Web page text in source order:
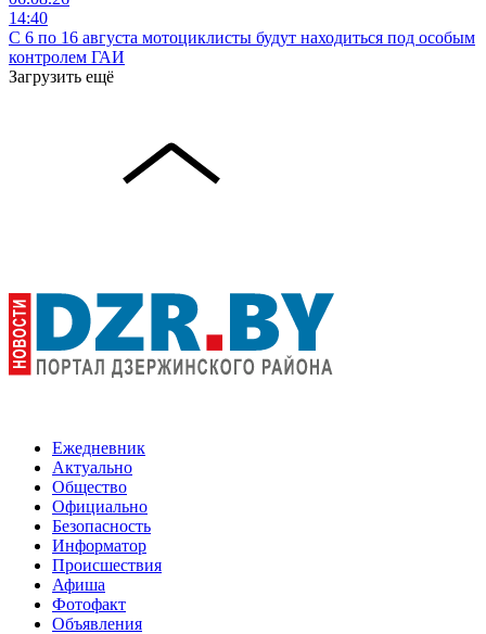
14:40
С 6 по 16 августа мотоциклисты будут находиться под особым
контролем ГАИ
Загрузить ещё
Ежедневник
Актуально
Общество
Официально
Безопасность
Информатор
Происшествия
Афиша
Фотофакт
Объявления